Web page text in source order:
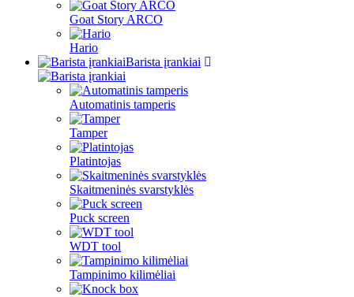
Goat Story ARCO
Hario
Barista įrankiai
Automatinis tamperis
Tamper
Platintojas
Skaitmeninės svarstyklės
Puck screen
WDT tool
Tampinimo kilimėliai